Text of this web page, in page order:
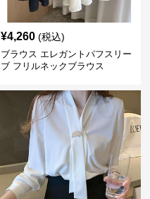
¥4,260 (税込)
ブラウス エレガントパフスリー
ブ フリルネックブラウス